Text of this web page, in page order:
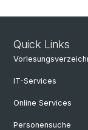
Quick Links
IT-Services
Online Services
Personensuche